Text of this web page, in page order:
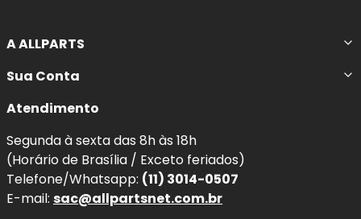
A ALLPARTS
Sua Conta
Atendimento
Segunda à sexta das 8h às 18h
(Horário de Brasília / Exceto feriados)
Telefone/Whatsapp: (11) 3014-0507
E-mail: sac@allpartsnet.com.br